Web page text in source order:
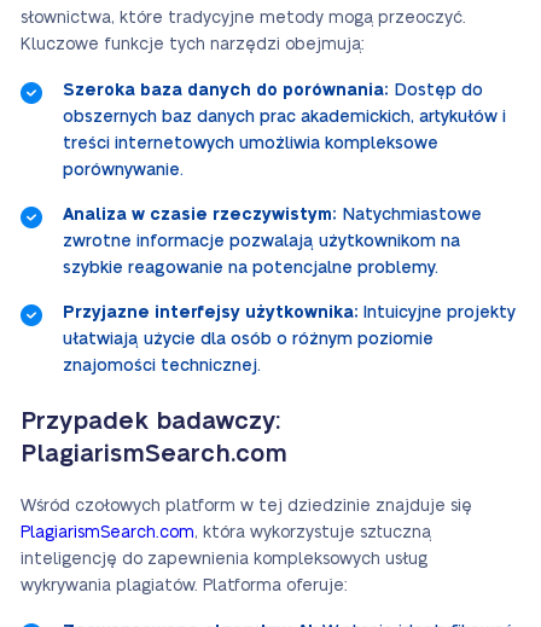
słownictwa, które tradycyjne metody mogą przeoczyć.
Kluczowe funkcje tych narzędzi obejmują:
Szeroka baza danych do porównania: Dostęp do
obszernych baz danych prac akademickich, artykułów i
treści internetowych umożliwia kompleksowe
porównywanie.
Analiza w czasie rzeczywistym: Natychmiastowe
zwrotne informacje pozwalają użytkownikom na
szybkie reagowanie na potencjalne problemy.
Przyjazne interfejsy użytkownika: Intuicyjne projekty
ułatwiają użycie dla osób o różnym poziomie
znajomości technicznej.
Przypadek badawczy:
PlagiarismSearch.com
Wśród czołowych platform w tej dziedzinie znajduje się
PlagiarismSearch.com, która wykorzystuje sztuczną
inteligencję do zapewnienia kompleksowych usług
wykrywania plagiatów. Platforma oferuje: